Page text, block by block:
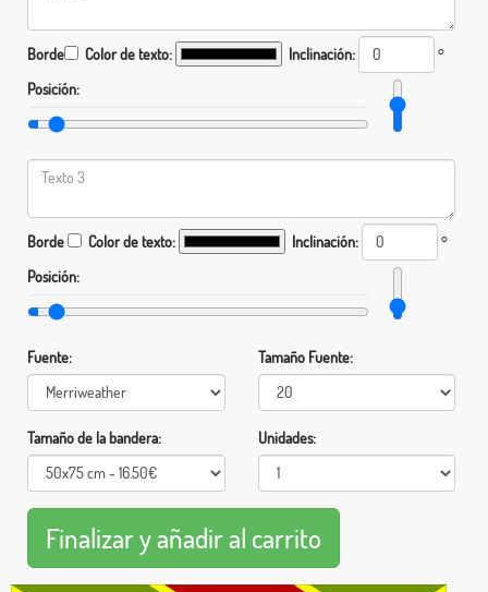
Borde Color de texto: Inclinación:
°
Posición:
Borde Color de texto: Inclinación:
°
Posición:
Fuente: Tamaño Fuente:
Tamaño de la bandera: Unidades: